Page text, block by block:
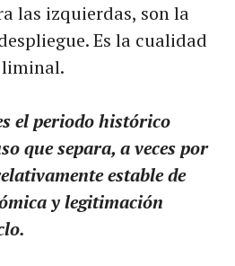
las izquierdas, son la
Es la cualidad
el periodo histórico
que separa, a veces por
estable de
y legitimación